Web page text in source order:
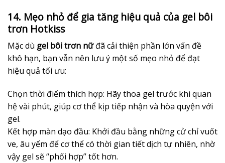
14. Mẹo nhỏ để gia tăng hiệu quả của gel bôi
trơn Hotkiss
Mặc dù gel bôi trơn nữđã cải thiện phần lớn vấn đề
khô hạn, bạn vẫn nên lưu ý một số mẹo nhỏ để đạt
hiệu quả tối ưu:
Chọn thời điểm thích hợp: Hãy thoa gel trước khi quan
hệ vài phút, giúp cơ thể kịp tiếp nhận và hòa quyện với
gel.
Kết hợp màn dạo đầu: Khởi đầu bằng những cử chỉ vuốt
ve, âu yếm để cơ thể có thời gian tiết dịch tự nhiên, nhờ
vậy gel sẽ “phối hợp” tốt hơn.